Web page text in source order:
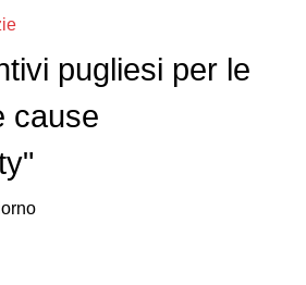
pugliesi per le
cause